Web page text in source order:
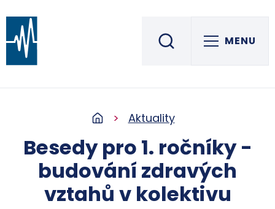
Střední škola informatiky, elektrotechniky a řemesel
ROŽNOV POD RADHOŠTĚM MENU
Aktuality
Besedy pro 1. ročníky -
budování zdravých
vztahů v kolektivu